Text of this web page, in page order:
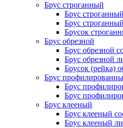
Брус строганный
Брус
Брус
Брусок
Брус обрезной
Брус обрезной
Брус обрезной
Брусок (рейка)
Брус
Брус
Брус
Брус клееный
Брус клееный
Брус клееный